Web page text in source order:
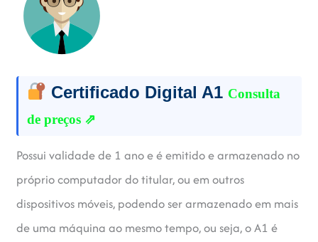
Certificado Digital A1 Consulta
de preços ⇗
Possui validade de 1 ano e é emitido e armazenado no
próprio computador do titular, ou em outros
dispositivos móveis, podendo ser armazenado em mais
de uma máquina ao mesmo tempo, ou seja, o A1 é